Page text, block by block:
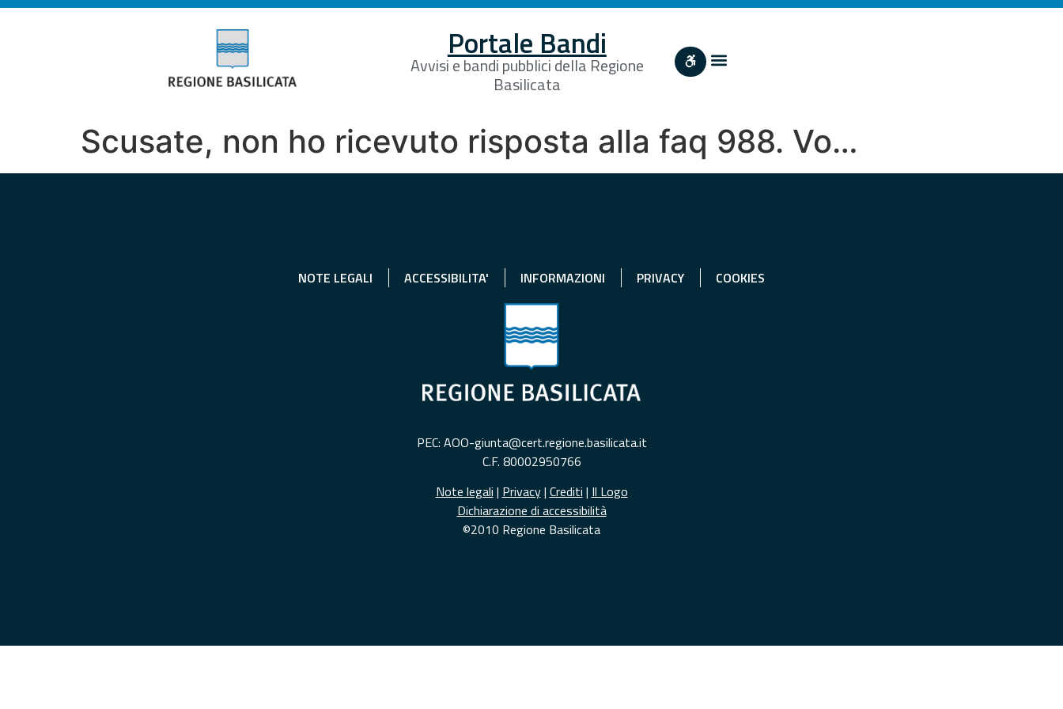
Portale Bandi
Avvisi e bandi pubblici della Regione
Basilicata
Scusate, non ho ricevuto risposta alla faq 988. Vo…
NOTE LEGALI ACCESSIBILITA' INFORMAZIONI PRIVACY COOKIES
PEC: AOO-giunta@cert.regione.basilicata.it
C.F. 80002950766
Note legali | Privacy| Crediti | Il Logo
Dichiarazione di accessibilità
©2010 Regione Basilicata